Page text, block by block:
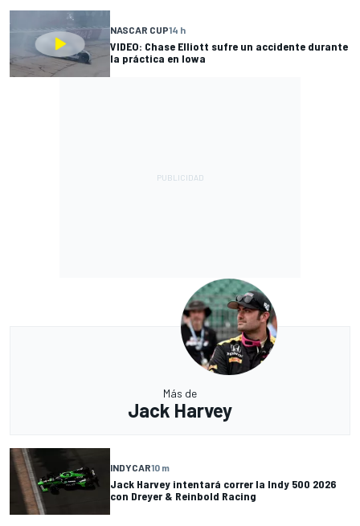
NASCAR CUP14 h
VIDEO: Chase Elliott sufre un accidente durante
la práctica en Iowa
Más de
Jack Harvey
INDYCAR10 m
Jack Harvey intentará correr la Indy 500 2026
con Dreyer & Reinbold Racing